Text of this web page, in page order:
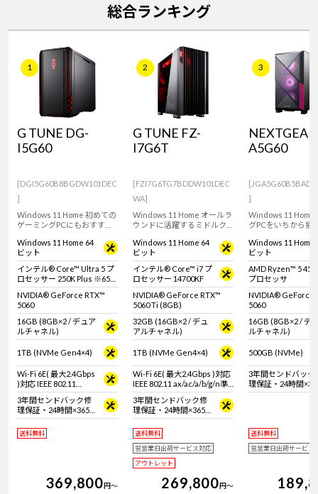
総合ランキング
1
G TUNE DG-
I5G60
[DGI5G60B8BGDW101DEC
]
Windows 11 Home 初めての
ゲーミングPCにもおすす
プロセッサー 250K Plus と
GeForce RTX 5060搭載のミ
ニタワー型デスクトップ
PC。※モニタ・マウス・キ
ーボードは別売りです。
Windows 11 Home 64
ビット
インテル® Core™ Ultra 5 プ
ロセッサー 250K Plus ※65W
動作
NVIDIA® GeForce RTX™
5060
16GB (8GB×2 / デュア
ルチャネル)
1TB (NVMe Gen4×4)
Wi-Fi 6E( 最大2.4Gbps
)対応 IEEE 802.11
ax/ac/a/b/g/n準拠 ＋
Bluetooth 5内蔵
3年間センドバック修
理保証・24時間×365
日電話サポート
送料無料
369,800円～
2
G TUNE FZ-
I7G6T
[FZI7G6TG7BDDW101DEC
WA]
Windows 11 Home オールラ
ウンドに活躍するミドルク
GeForce RTX 5060 Ti & イン
テル Core i7 プロセッサー
14700KF 搭載。快適なゲー
ムプレイや動画編集、配信
におすすめです。
Windows 11 Home 64
ビット
インテル® Core™ i7 プ
ロセッサー 14700KF
NVIDIA® GeForce RTX™
5060 Ti (8GB)
32GB (16GB×2 / デュ
アルチャネル)
1TB (NVMe Gen4×4)
Wi-Fi 6E( 最大2.4Gbps )対応
IEEE 802.11 ax/ac/a/b/g/n準
拠 ＋ Bluetooth 5内蔵
3年間センドバック修
理保証・24時間×365
日電話サポート
送料無料
翌営業日出荷サービス対応
アウトレット
269,800円～
3
A5G60
]
Windows 11 Home
グPCをいちから揃
ミニタワー型デス
PC。
Windows 11 Home
ビット
AMD Ryzen™ 5
プロセッサ
NVIDIA® GeForce
5060
16GB (8GB×2 / デ
ルチャネル)
500GB (NVMe)
3年間センドバック
理保証・24時間
日電話サポート
送料無料
翌営業日出荷サービス